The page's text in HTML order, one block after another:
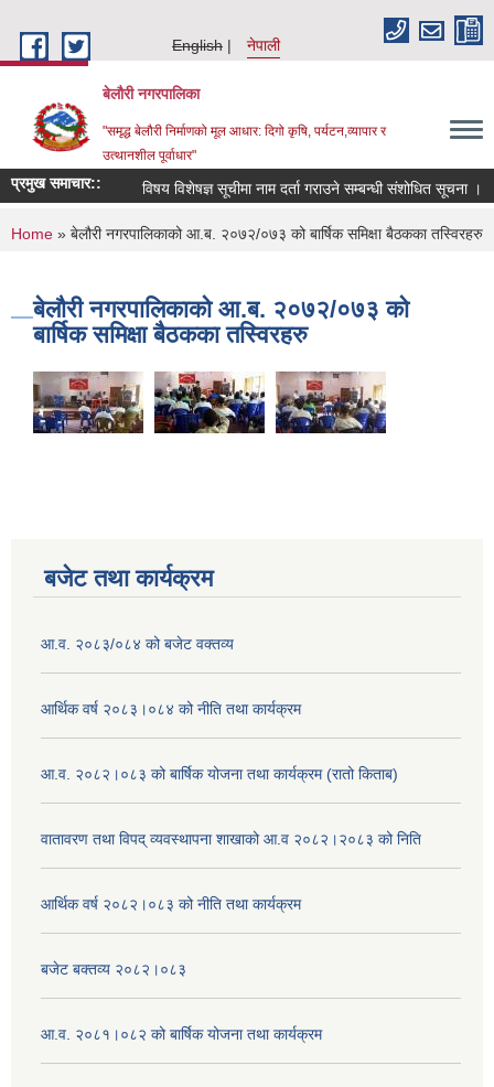
English
नेपाली
बेलौरी नगरपालिका
"समृद्ध बेलौरी निर्माणको मूल आधार: दिगो कृषि, पर्यटन,व्यापार र
उत्थानशील पूर्वाधार"
प्रमुख समाचार:: विषय विशेषज्ञ सूचीमा नाम दर्ता गराउने सम्बन्धी संशोधित सूचना ।
You are here
Home » बेलौरी नगरपालिकाको आ.ब. २०७२/०७३ को बार्षिक समिक्षा बैठकका तस्विरहरु
बेलौरी नगरपालिकाको आ.ब. २०७२/०७३ को
बार्षिक समिक्षा बैठकका तस्विरहरु
बजेट तथा कार्यक्रम
आ.व. २०८३/०८४ को बजेट वक्तव्य
आर्थिक वर्ष २०८३।०८४ को नीति तथा कार्यक्रम
आ.व. २०८२।०८३ को बार्षिक योजना तथा कार्यक्रम (रातो किताब)
वातावरण तथा विपद् व्यवस्थापना शाखाको आ.व २०८२।२०८३ को निति
आर्थिक वर्ष २०८२।०८३ को नीति तथा कार्यक्रम
बजेट बक्तव्य २०८२।०८३
आ.व. २०८१।०८२ को बार्षिक योजना तथा कार्यक्रम